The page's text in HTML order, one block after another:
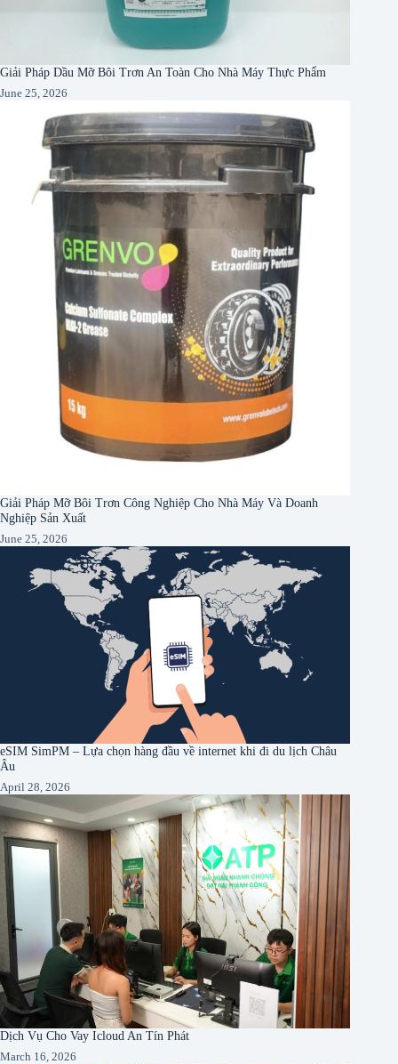
Giải Pháp Dầu Mỡ Bôi Trơn An Toàn Cho Nhà Máy Thực Phẩm
June 25, 2026
Giải Pháp Mỡ Bôi Trơn Công Nghiệp Cho Nhà Máy Và Doanh
Nghiệp Sản Xuất
June 25, 2026
eSIM SimPM – Lựa chọn hàng đầu về internet khi đi du lịch Châu
Âu
April 28, 2026
Dịch Vụ Cho Vay Icloud An Tín Phát
March 16, 2026